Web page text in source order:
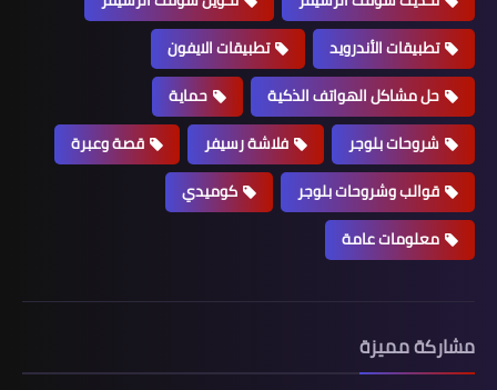
تطبيقات الأندرويد
تطبيقات الايفون
حل مشاكل الهواتف الذكية
حماية
شروحات بلوجر
فلاشة رسيفر
قصة وعبرة
قوالب وشروحات بلوجر
كوميدي
معلومات عامة
مشاركة مميزة